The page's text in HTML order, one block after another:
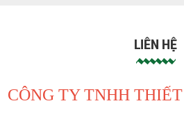
LIÊN HỆ
CÔNG TY TNHH